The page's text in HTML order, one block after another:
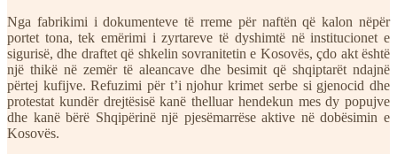
Nga fabrikimi i dokumenteve të rreme për naftën që kalon nëpër
portet tona, tek emërimi i zyrtareve të dyshimtë në institucionet e
sigurisë, dhe draftet që shkelin sovranitetin e Kosovës, çdo akt është
një thikë në zemër të aleancave dhe besimit që shqiptarët ndajnë
përtej kufijve. Refuzimi për t’i njohur krimet serbe si gjenocid dhe
protestat kundër drejtësisë kanë thelluar hendekun mes dy popujve
dhe kanë bërë Shqipërinë një pjesëmarrëse aktive në dobësimin e
Kosovës.